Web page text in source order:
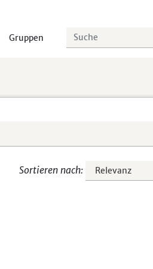
Gruppen
Sortieren nach